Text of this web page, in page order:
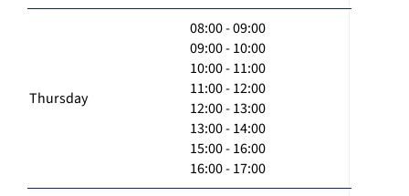
Thursday
08:00 - 09:00
09:00 - 10:00
10:00 - 11:00
11:00 - 12:00
12:00 - 13:00
13:00 - 14:00
15:00 - 16:00
16:00 - 17:00